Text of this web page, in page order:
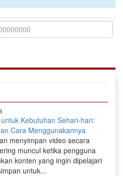
Kebutuhan Sehari-hari:
Cara Menggunakannya
menyimpan video secara
muncul ketika pengguna
konten yang ingin dipelajari
untuk...